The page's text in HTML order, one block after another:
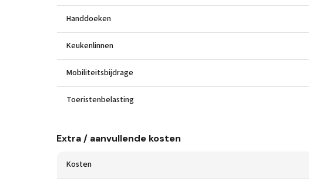
Handdoeken
Keukenlinnen
Mobiliteitsbijdrage
Toeristenbelasting
Extra / aanvullende kosten
Kosten